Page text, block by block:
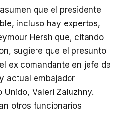
que el presidente
incluso hay expertos,
Hersh que, citando
sugiere que el presunto
ex comandante en jefe de
actual embajador
Unido, Valeri Zaluzhny.
otros funcionarios